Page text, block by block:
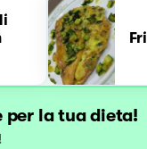
la tua dieta!